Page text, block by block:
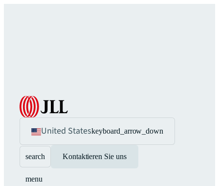
United Stateskeyboard_arrow_down
search Kontaktieren Sie uns
menu